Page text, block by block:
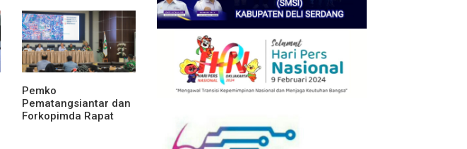
Pemko
Pematangsiantar dan
Forkopimda Rapat